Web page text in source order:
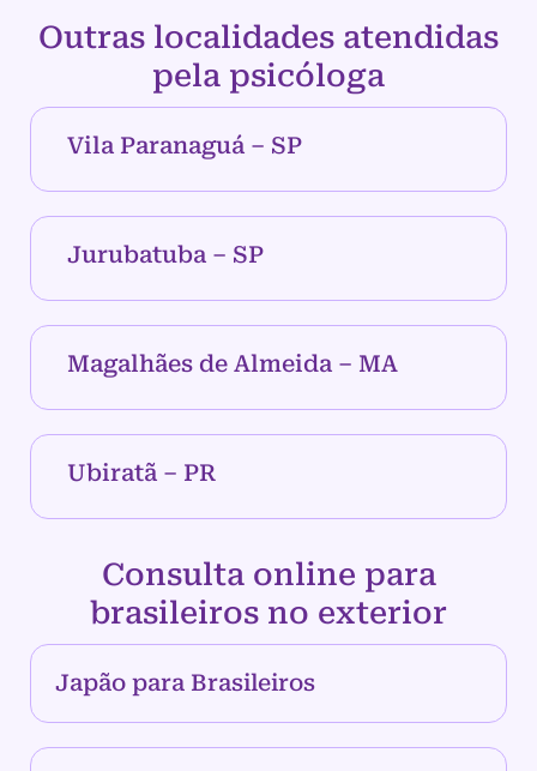
Outras localidades atendidas
pela psicóloga
Vila Paranaguá – SP
Jurubatuba – SP
Magalhães de Almeida – MA
Ubiratã – PR
Consulta online para
brasileiros no exterior
Japão para Brasileiros